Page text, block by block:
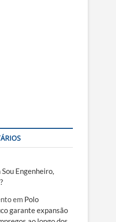
Sou Engenheiro,
em Polo
garante expansão